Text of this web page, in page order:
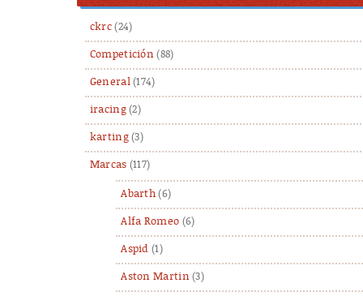
ckrc(24)
Competición (88)
General(174)
iracing(2)
karting(3)
Marcas (117)
Abarth (6)
Alfa Romeo (6)
Aspid (1)
Aston Martin (3)